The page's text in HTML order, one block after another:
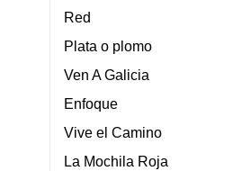
Red
Plata o plomo
Ven A Galicia
Enfoque
Vive el Camino
La Mochila Roja